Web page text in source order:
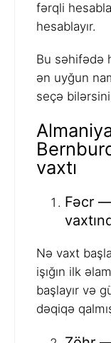
fərqli
hesablayır.
Bu səhifədə
ən uyğun
seçə
vaxtı
Fəcr
Nə vaxt
işığın ilk
başlayır və
dəqiqə